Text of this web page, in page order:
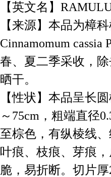
【英文名】
【来源】本品为樟
Cinnamomum cassia
春、夏二季采收，
晒干。
【性状】本品呈长
～75cm，粗端直径
至棕色，有纵棱线
叶痕、枝痕、芽痕
脆，易折断。切片